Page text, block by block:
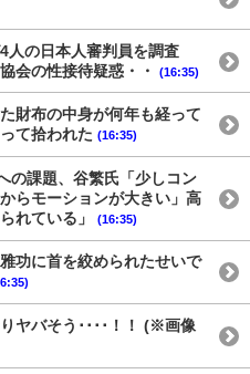
4人の日本人審判員を調査
会の性接待疑惑・・
(16:35)
財布の中身が何年も経って
て拾われた (16:35)
の課題、谷繁氏「少しコン
らモーションが大きい」高
れている」
(16:35)
功に首を絞められたせいで
ヤバそう････！！ (※画像